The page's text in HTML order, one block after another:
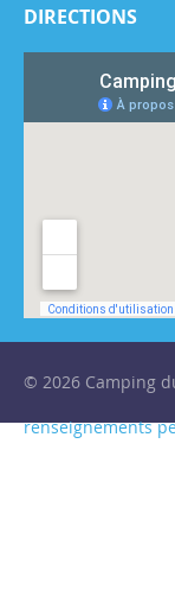
DIRECTIONS
© 2026 Camping
renseignements